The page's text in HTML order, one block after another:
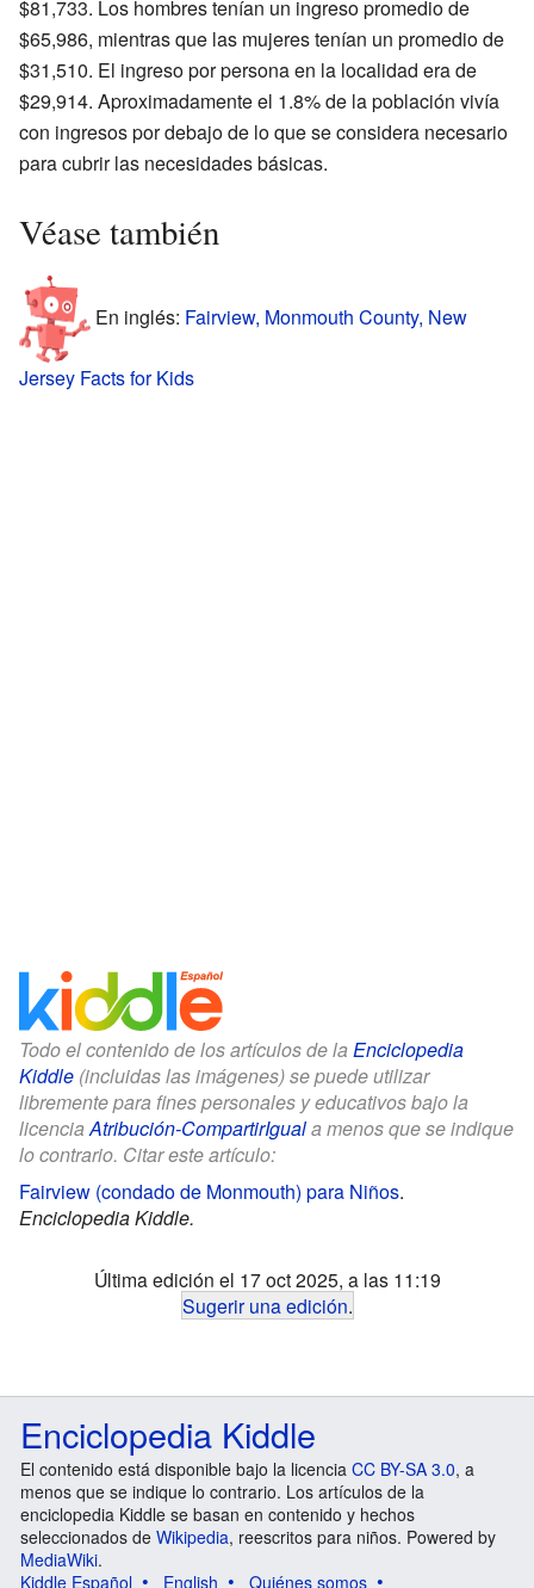
$81,733. Los hombres tenían un ingreso promedio de
$65,986, mientras que las mujeres tenían un promedio de
$31,510. El ingreso por persona en la localidad era de
$29,914. Aproximadamente el 1.8% de la población vivía
con ingresos por debajo de lo que se considera necesario
para cubrir las necesidades básicas.
Véase también
En inglés: Fairview, Monmouth County, New
Jersey Facts for Kids
Todo el contenido de los artículos de la Enciclopedia
Kiddle (incluidas las imágenes) se puede utilizar
libremente para fines personales y educativos bajo la
licenciaAtribución-CompartirIguala menos que se indique
lo contrario. Citar este artículo:
Fairview (condado de Monmouth) para Niños.
Enciclopedia Kiddle.
Última edición el 17 oct 2025, a las 11:19
Sugerir una edición.
Enciclopedia Kiddle
El contenido está disponible bajo la licencia CC BY-SA 3.0, a
menos que se indique lo contrario. Los artículos de la
enciclopedia Kiddle se basan en contenido y hechos
seleccionados de Wikipedia, reescritos para niños. Powered by
MediaWiki.
Kiddle Español
English Quiénes somos